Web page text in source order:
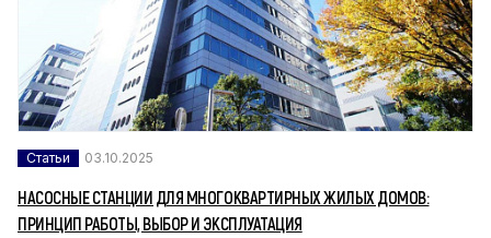
Статьи 03.10.2025
НАСОСНЫЕ СТАНЦИИ ДЛЯ МНОГОКВАРТИРНЫХ ЖИЛЫХ ДОМОВ:
ПРИНЦИП РАБОТЫ, ВЫБОР И ЭКСПЛУАТАЦИЯ